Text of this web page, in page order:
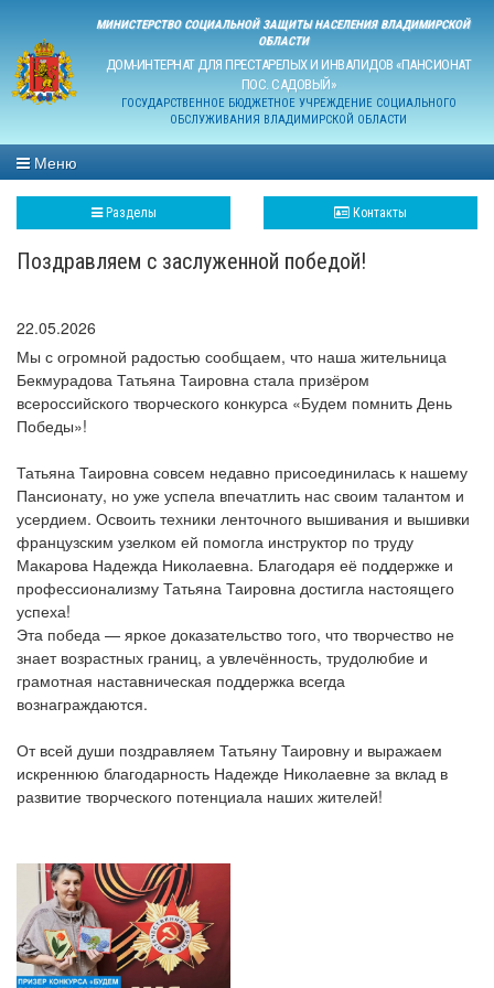
МИНИСТЕРСТВО СОЦИАЛЬНОЙ ЗАЩИТЫ НАСЕЛЕНИЯ ВЛАДИМИРСКОЙ
ОБЛАСТИ
ДОМ-ИНТЕРНАТ ДЛЯ ПРЕСТАРЕЛЫХ И ИНВАЛИДОВ «ПАНСИОНАТ
ПОС. САДОВЫЙ»
ГОСУДАРСТВЕННОЕ БЮДЖЕТНОЕ УЧРЕЖДЕНИЕ СОЦИАЛЬНОГО
ОБСЛУЖИВАНИЯ ВЛАДИМИРСКОЙ ОБЛАСТИ
Меню
Разделы Контакты
Поздравляем с заслуженной победой!
22.05.2026
Мы с огромной радостью сообщаем, что наша жительница
Бекмурадова Татьяна Таировна стала призёром
всероссийского творческого конкурса «Будем помнить День
Победы»!
Татьяна Таировна совсем недавно присоединилась к нашему
Пансионату, но уже успела впечатлить нас своим талантом и
усердием. Освоить техники ленточного вышивания и вышивки
французским узелком ей помогла инструктор по труду
Макарова Надежда Николаевна. Благодаря её поддержке и
профессионализму Татьяна Таировна достигла настоящего
успеха!
Эта победа — яркое доказательство того, что творчество не
знает возрастных границ, а увлечённость, трудолюбие и
грамотная наставническая поддержка всегда
вознаграждаются.
От всей души поздравляем Татьяну Таировну и выражаем
искреннюю благодарность Надежде Николаевне за вклад в
развитие творческого потенциала наших жителей!